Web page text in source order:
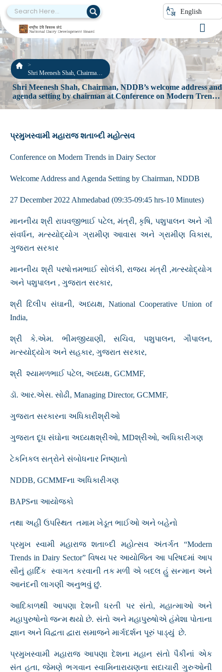
English
Shri Meenesh Shah, Chairman,
NDDB’s welcome address and
agenda setting by chairman at
Conference on Modern Trends
in Dairy Sector, Ahemedabad –
Shri Meenesh Shah, Chairman, NDDB’s welcome address and
agenda setting by chairman at Conference on Modern Trends
in Dairy Sector, Ahemedabad – 27 December 2022
પ્રમુખસ્વામી મહારાજ શતાબ્દી મહોત્સવ
Conference on Modern Trends in Dairy Sector
Welcome Address and Agenda Setting by Chairman, NDDB
27 December 2022 Ahmedabad (09:35-09:45 hrs-10 Minutes)
માનનીય શ્રી રાઘવજીભાઈ પટેલ, મંત્રી, કૃષિ, પશુપાલન અને ગૌ
સંવર્ધન, મત્સ્યોદ્યોગ ગ્રામીણ આવાસ અને ગ્રામીણ વિકાસ,
ગુજરાત સરકાર
માનનીય શ્રી પરષોત્તમભાઈ સોલંકી, રાજ્ય મંત્રી ,મત્સ્યોદ્યોગ
અને પશુપાલન , ગુજરાત સરકાર,
શ્રી દિલીપ સંઘાની, અધ્યક્ષ, National Cooperative Union of
India,
શ્રી કે.એમ. ભીમજીયાણી, સચિવ, પશુપાલન, ગૌપાલન,
મત્સ્યોદ્યોગ અને સહકાર, ગુજરાત સરકાર,
શ્રી શ્યામળભાઈ પટેલ, અધ્યક્ષ, GCMMF,
ડૉ. આર.એસ. સોઢી, Managing Director, GCMMF,
ગુજરાત સરકારના અધિકારીશ્રીઓ
ગુજરાત દૂધ સંઘોના અધ્યક્ષશ્રીઓ, MDશ્રીઓ, અધિકારીગણ
ટેકનિકલ સત્રોને સંબોધનાર નિષ્ણાતો
NDDB, GCMMFના અધિકારીગણ
BAPSના આયોજકો
તથા અહી ઉપસ્થિત તમામ ખેડૂત ભાઈઓ અને બહેનો
પ્રમુખ સ્વામી મહારાજ શતાબ્દી મહોત્સવ અંતર્ગત “Modern
Trends in Dairy Sector” વિષય પર આયોજિત આ પરિષદમાં આપ
સૌનું હાર્દિક સ્વાગત કરવાની તક મળી એ બદલ હું સન્માન અને
આનંદની લાગણી અનુભવું છું.
આદિકાળથી આપણા દેશની ધરતી પર સંતો, મહાત્માઓ અને
મહાપુરુષોનો જન્મ થયો છે. સંતો અને મહાપુરુષોએ હંમેશા પોતાના
જ્ઞાન અને વિદ્વતા દ્વારા સમાજને માર્ગદર્શન પૂરું પાડ્યું છે.
પ્રમુખસ્વામી મહારાજ આપણા દેશના મહાન સંતો પૈકીનાં એક
સંત હતા, જેમણે ભગવાન સ્વામિનારાયણના સદાચારી ગુરુઓની